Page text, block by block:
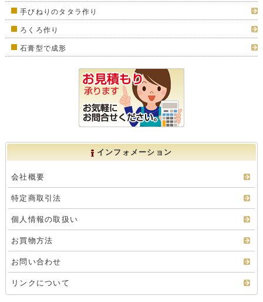
手びねりのタタラ作り
ろくろ作り
石膏型で成形
インフォメーション
会社概要
特定商取引法
個人情報の取扱い
お買物方法
お問い合わせ
リンクについて